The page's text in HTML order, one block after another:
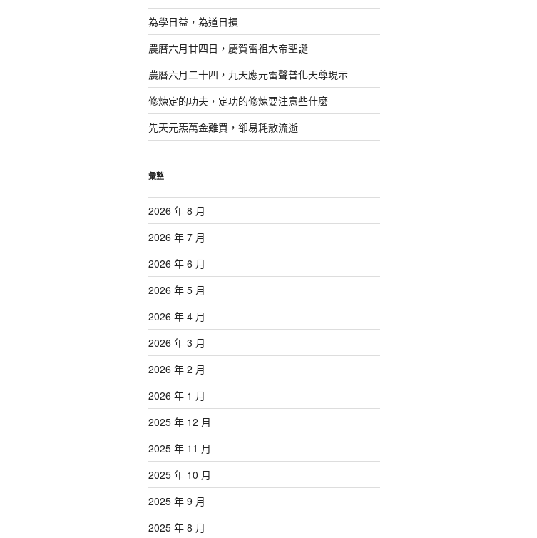
為學日益，為道日損
農曆六月廿四日，慶賀雷祖大帝聖誕
農曆六月二十四，九天應元雷聲普化天尊現示
修煉定的功夫，定功的修煉要注意些什麼
先天元炁萬金難買，卻易耗散流逝
彙整
2026 年 8 月
2026 年 7 月
2026 年 6 月
2026 年 5 月
2026 年 4 月
2026 年 3 月
2026 年 2 月
2026 年 1 月
2025 年 12 月
2025 年 11 月
2025 年 10 月
2025 年 9 月
2025 年 8 月